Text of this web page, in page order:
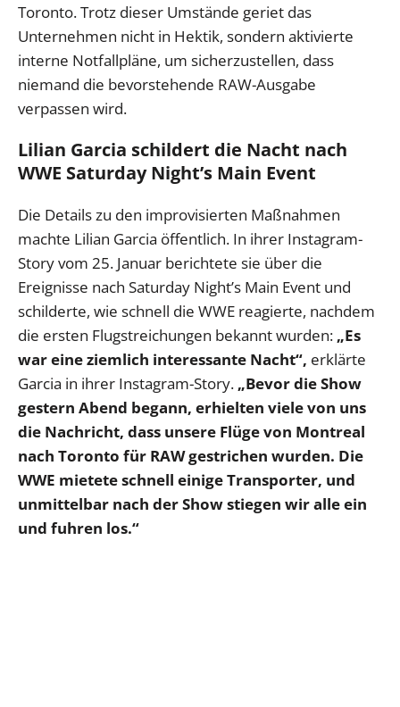
Toronto. Trotz dieser Umstände geriet das
Unternehmen nicht in Hektik, sondern aktivierte
interne Notfallpläne, um sicherzustellen, dass
niemand die bevorstehende RAW-Ausgabe
verpassen wird.
Lilian Garcia schildert die Nacht nach
WWE Saturday Night’s Main Event
Die Details zu den improvisierten Maßnahmen
machte Lilian Garcia öffentlich. In ihrer Instagram-
Story vom 25. Januar berichtete sie über die
Ereignisse nach Saturday Night’s Main Event und
schilderte, wie schnell die WWE reagierte, nachdem
die ersten Flugstreichungen bekannt wurden: „Es
war eine ziemlich interessante Nacht“, erklärte
Garcia in ihrer Instagram-Story. „Bevor die Show
gestern Abend begann, erhielten viele von uns
die Nachricht, dass unsere Flüge von Montreal
nach Toronto für RAW gestrichen wurden. Die
WWE mietete schnell einige Transporter, und
unmittelbar nach der Show stiegen wir alle ein
und fuhren los.“